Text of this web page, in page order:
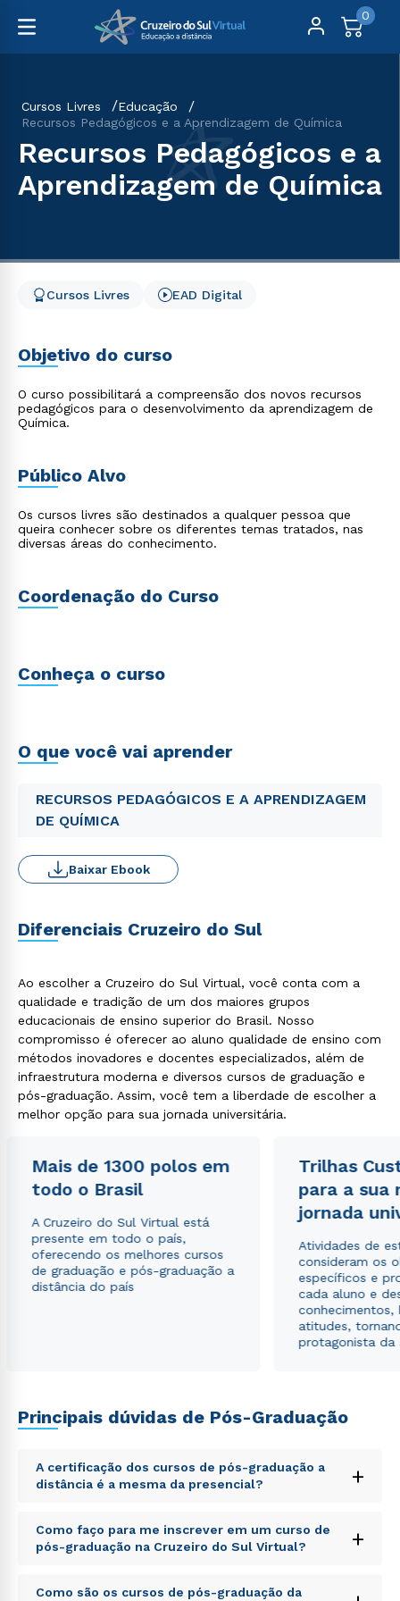
0
Cursos Livres
Educação
Recursos Pedagógicos e a Aprendizagem de Química
Recursos Pedagógicos e a
Aprendizagem de Química
Cursos Livres EAD Digital
Objetivo do curso
O curso possibilitará a compreensão dos novos recursos
pedagógicos para o desenvolvimento da aprendizagem de
Química.
Público Alvo
Os cursos livres são destinados a qualquer pessoa que
queira conhecer sobre os diferentes temas tratados, nas
diversas áreas do conhecimento.
Coordenação do Curso
Conheça o curso
O que você vai aprender
RECURSOS PEDAGÓGICOS E A APRENDIZAGEM
DE QUÍMICA
Baixar Ebook
Diferenciais Cruzeiro do Sul
Ao escolher a Cruzeiro do Sul Virtual, você conta com a
qualidade e tradição de um dos maiores grupos
educacionais de ensino superior do Brasil. Nosso
compromisso é oferecer ao aluno qualidade de ensino com
métodos inovadores e docentes especializados, além de
infraestrutura moderna e diversos cursos de graduação e
pós-graduação. Assim, você tem a liberdade de escolher a
melhor opção para sua jornada universitária.
Mais de 1300 polos em
todo o Brasil
A Cruzeiro do Sul Virtual está
presente em todo o país,
oferecendo os melhores cursos
de graduação e pós-graduação a
distância do país
Trilhas
para a sua
jornada
Atividades de
consideram os
específicos e
cada aluno e
conhecimentos,
atitudes,
protagonista da
Principais dúvidas de Pós-Graduação
A certificação dos cursos de pós-graduação a
distância é a mesma da presencial?
+
Sed ut perspiciatis unde omnis iste natus error sit
voluptatem accusantium doloremque laudantium,
totam rem aperiam, eaque ipsa quae ab illo inventore
explicabo. Nemo enim ipsam voluptatem quia
Como faço para me inscrever em um curso de
pós-graduação na Cruzeiro do Sul Virtual?
+
Sed ut perspiciatis unde omnis iste natus error sit
Como são os cursos de pós-graduação da
Estou de acordo com aPolítica de Privacidade.